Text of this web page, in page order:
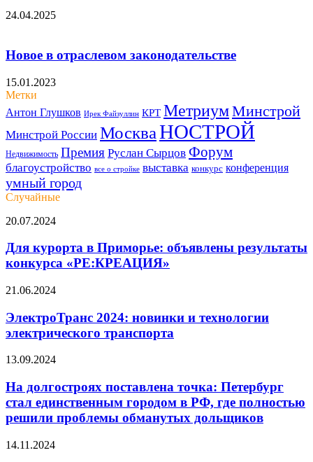
24.04.2025
Новое в отраслевом законодательстве
15.01.2023
Метки
Антон Глушков Ирек Файзуллин КРТ МетриумМинстрой
Минстрой России МоскваНОСТРОЙ
Недвижимость Премия Руслан Сырцов Форум
благоустройство все о стройке выставка конкурс конференция
умный город
Случайные
Для
в
Приморье:
объявлены
конкурса
20.07.2024
Для курорта в Приморье: объявлены результаты
конкурса «РЕ:КРЕАЦИЯ»
ЭлектроТранс
новинки
и
технологии
транспорта
21.06.2024
ЭлектроТранс 2024: новинки и технологии
электрического транспорта
На
поставлена
точка:
Петербург
стал
городом
13.09.2024
На долгостроях поставлена точка: Петербург
стал единственным городом в РФ, где полностью
решили проблемы обманутых дольщиков
Резерв
14.11.2024